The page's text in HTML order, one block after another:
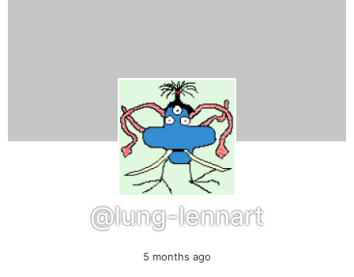
@lung-lennart
5 months ago